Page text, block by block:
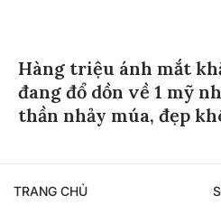
Hàng triệu ánh mắt
đang đổ dồn về 1 mỹ
thần nhảy múa, đẹp
TRANG CHỦ